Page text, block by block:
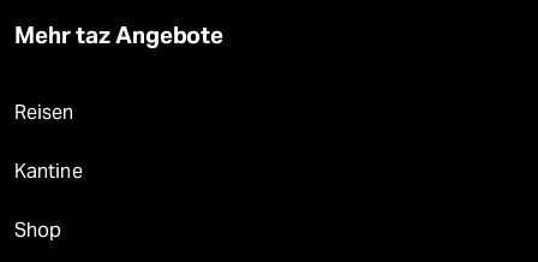
Mehr taz Angebote
Reisen
Kantine
Shop